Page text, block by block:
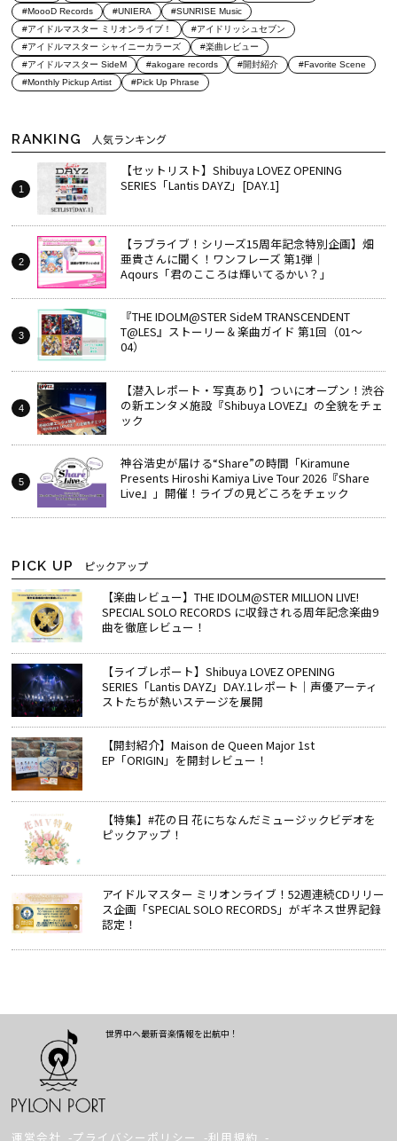
#MoooD Records
#UNIERA
#SUNRISE Music
#アイドルマスター ミリオンライブ！
#アイドリッシュセブン
#アイドルマスター シャイニーカラーズ
#楽曲レビュー
#アイドルマスター SideM
#akogare records #開封紹介
#Favorite Scene
#Monthly Pickup Artist
#Pick Up Phrase
RANKING 人気ランキング
【セットリスト】Shibuya LOVEZ OPENING
SERIES「Lantis DAYZ」[DAY.1]
【ラブライブ！シリーズ15周年記念特別企画】畑
亜貴さんに聞く！ワンフレーズ 第1弾｜
Aqours「君のこころは輝いてるかい？」
『THE IDOLM@STER SideM TRANSCENDENT
T@LES』ストーリー＆楽曲ガイド 第1回（01～
04）
【潜入レポート・写真あり】ついにオープン！渋谷
の新エンタメ施設『Shibuya LOVEZ』の全貌をチェ
ック
神谷浩史が届ける“Share”の時間――「Kiramune
Presents Hiroshi Kamiya Live Tour 2026『Share
Live』」開催！ライブの見どころをチェック
PICK UP ピックアップ
【楽曲レビュー】THE IDOLM@STER MILLION LIVE!
SPECIAL SOLO RECORDS に収録される周年記念楽曲9
曲を徹底レビュー！
【ライブレポート】Shibuya LOVEZ OPENING
SERIES「Lantis DAYZ」DAY.1レポート｜声優アーティ
ストたちが熱いステージを展開
【開封紹介】Maison de Queen Major 1st
EP「ORIGIN」を開封レビュー！
【特集】#花の日 花にちなんだミュージックビデオを
ピックアップ！
アイドルマスター ミリオンライブ！52週連続CDリリー
ス企画「SPECIAL SOLO RECORDS」がギネス世界記録
認定！
世界中へ最新音楽情報を出航中！
運営会社 プライバシーポリシー 利用規約